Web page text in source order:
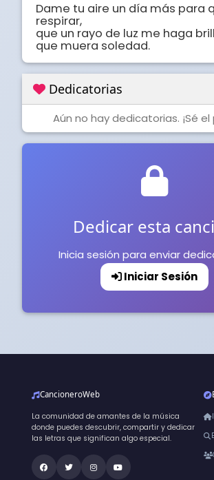
Dame tu aire un día más para
respirar,
que un rayo de luz me haga
que muera soledad.
Dedicatorias
Aún no hay dedicatorias. ¡Sé el
Dedicar esta
Inicia sesión para enviar
Iniciar Sesión
CancioneroWeb
La comunidad de amantes de la música
donde puedes descubrir, compartir y dedicar
las letras que significan algo especial.